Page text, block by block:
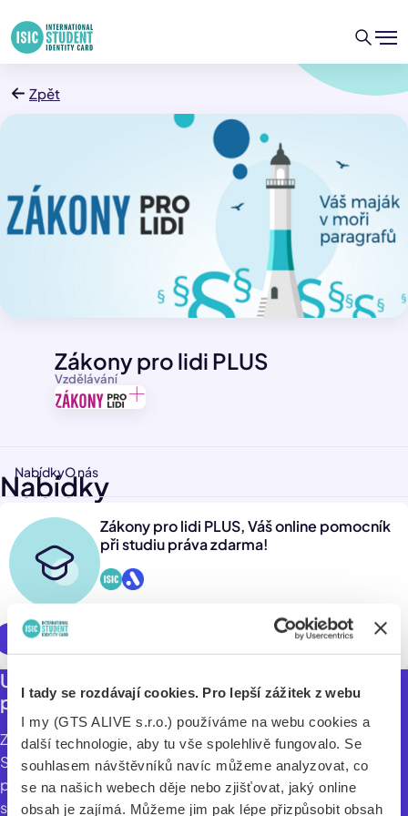
I tady se rozdávají cookies. Pro lepší zážitek z webu
I my (GTS ALIVE s.r.o.) používáme na webu cookies a
další technologie, aby tu vše spolehlivě fungovalo. Se
souhlasem návštěvníků navíc můžeme analyzovat, co
se na našich webech děje nebo zjišťovat, jaký online
obsah je zajímá. Můžeme jim pak lépe přizpůsobit obsah
Zpět
Vzdělávání
Zákony pro lidi PLUS
NabídkyO nás
Nabídky
Zákony pro lidi PLUS, Váš online pomocník
při studiu práva zdarma!
Využít online
Usnadněte si studium práva s online
pomocníkem: prémiový účet PLUS zdarma.
Zákony pro lidi PLUS Váš online pomocník při studiu práva.
Služba Zákony pro lidi poskytuje aktuální znění právních
předpisů ČR, EU a mezinárodních smluv provázaných
s rozhodnutími českých soudů. Díky předplatnému PLUS